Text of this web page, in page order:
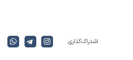
اشتراک گذاری: